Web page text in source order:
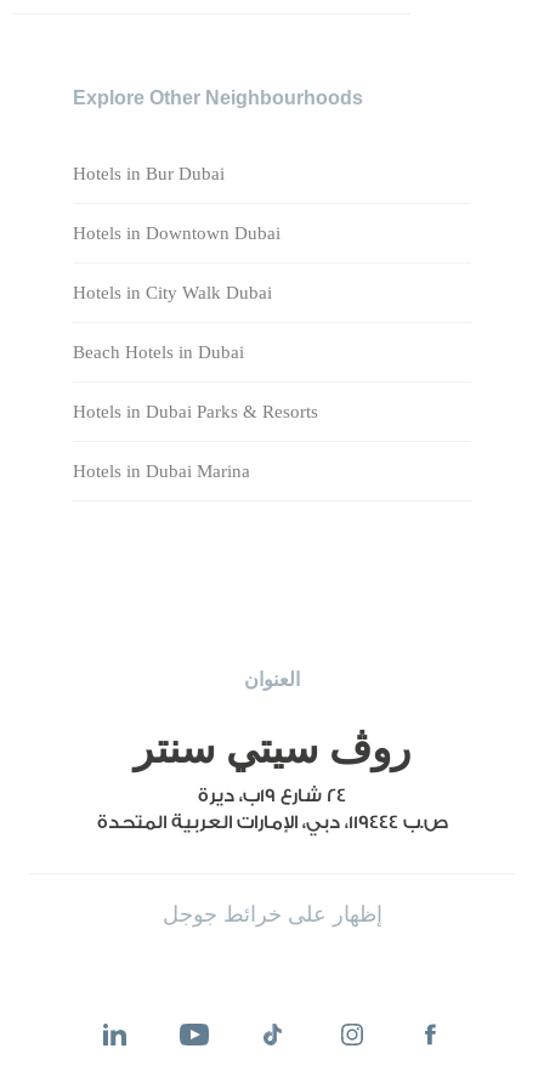
Explore Other Neighbourhoods
Hotels in Bur Dubai
Hotels in Downtown Dubai
Hotels in City Walk Dubai
Beach Hotels in Dubai
Hotels in Dubai Parks & Resorts
Hotels in Dubai Marina
العنوان
روڤ سيتي سنتر
٢٤ شارع ١٩ب، ديرة
ص.ب 119444، دبي، الإمارات العربية المتحدة
إظهار على خرائط جوجل